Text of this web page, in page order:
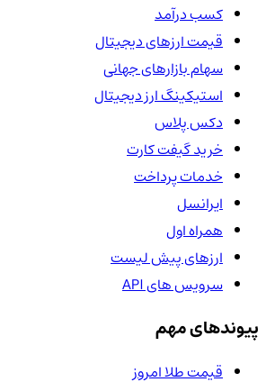
کسب درآمد
قیمت ارزهای دیجیتال
سهام بازارهای جهانی
استیکینگ ارز دیجیتال
دکس پلاس
خرید گیفت کارت
خدمات پرداخت
ایرانسل
همراه اول
ارزهای پیش لیست
سرویس های API
پیوندهای مهم
قیمت طلا امروز